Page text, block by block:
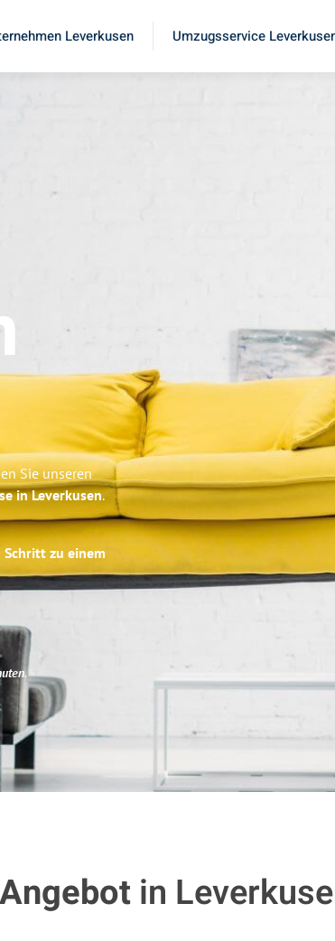
Leverkusen Umzugsservice
Sie unseren
in Leverkusen.
zu einem
.
in